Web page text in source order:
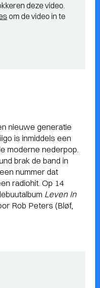
deze video.
om de video in te
nieuwe generatie
is inmiddels een
moderne nederpop.
brak de band in
nummer dat
radiohit. Op 14
Leven In
Rob Peters (Bløf,